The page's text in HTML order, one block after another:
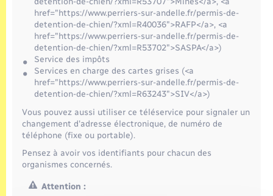
href="https://www.perriers-sur-andelle.fr/permis-de-
detention-de-chien/?xml=R40036">RAFP</a>, <a
href="https://www.perriers-sur-andelle.fr/permis-de-
detention-de-chien/?xml=R53702">SASPA</a>)
Service des impôts
Services en charge des cartes grises (<a
href="https://www.perriers-sur-andelle.fr/permis-de-
detention-de-chien/?xml=R63243">SIV</a>)
Vous pouvez aussi utiliser ce téléservice pour signaler un
changement d'adresse électronique, de numéro de
téléphone (fixe ou portable).
Pensez à avoir vos identifiants pour chacun des
organismes concernés.
Attention :